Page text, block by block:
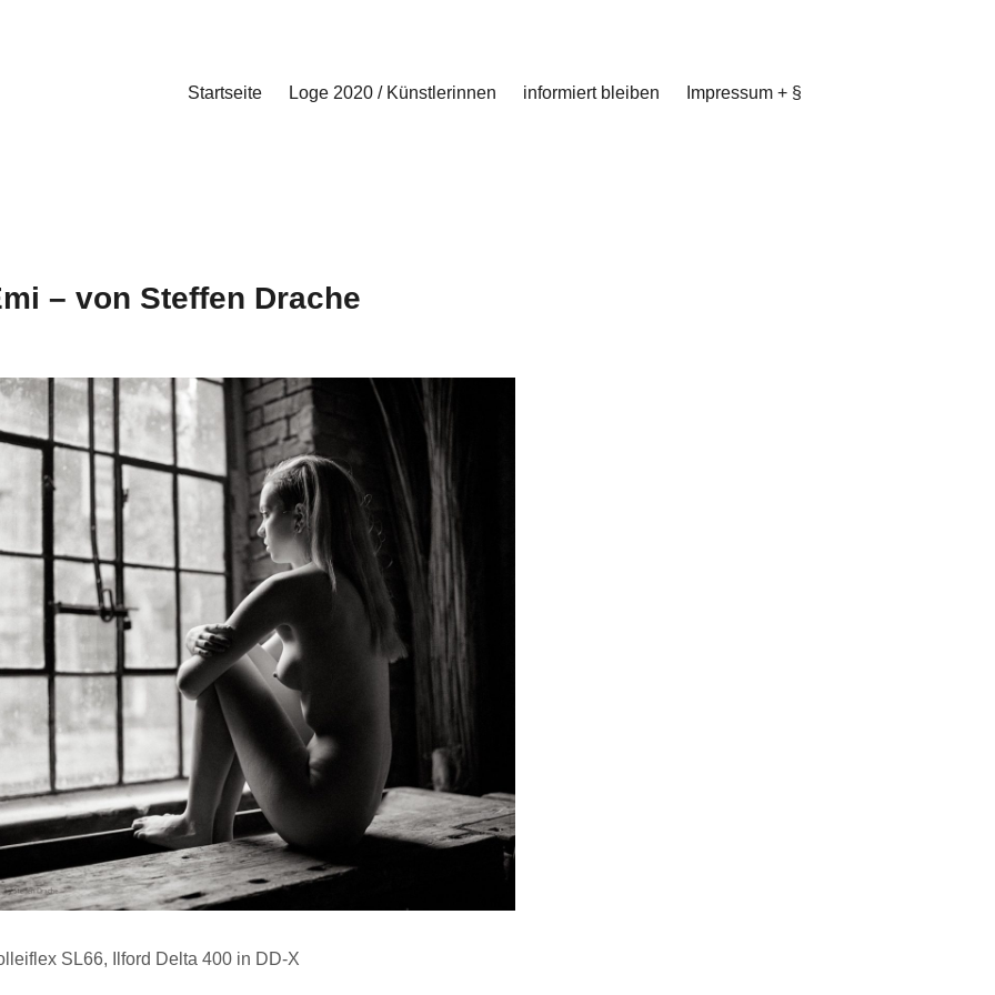
Startseite Loge 2020 / Künstlerinnen informiert bleiben Impressum + §
– von Steffen Drache
SL66, Ilford Delta 400 in DD-X